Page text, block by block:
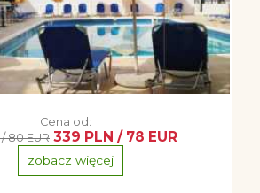
Cena od:
80 EUR 339 PLN / 78 EUR
zobacz więcej